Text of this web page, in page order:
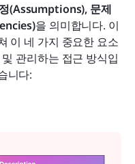
(Assumptions), 문제
을 의미합니다. 이
이 네 가지 중요한 요소
관리하는 접근 방식입
니다: